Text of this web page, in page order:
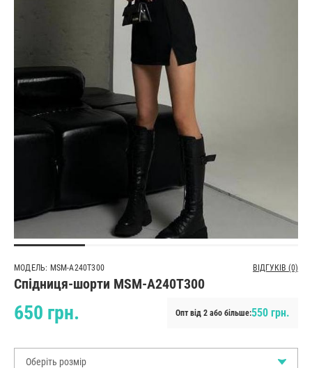
МОДЕЛЬ: MSM-A240T300 ВІДГУКІВ (0)
Спідниця-шорти MSM-A240T300
650 грн. Опт від 2 або більше:550 грн.
Оберіть розмір